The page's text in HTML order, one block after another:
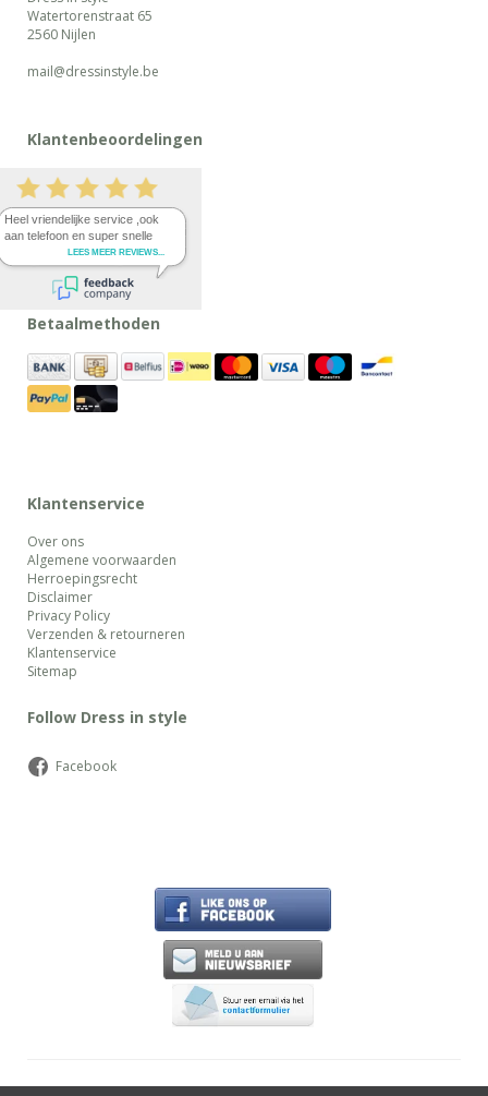
Watertorenstraat 65
2560 Nijlen
mail@dressinstyle.be
Klantenbeoordelingen
Betaalmethoden
Klantenservice
Over ons
Algemene voorwaarden
Herroepingsrecht
Disclaimer
Privacy Policy
Verzenden & retourneren
Klantenservice
Sitemap
Follow Dress in style
Facebook